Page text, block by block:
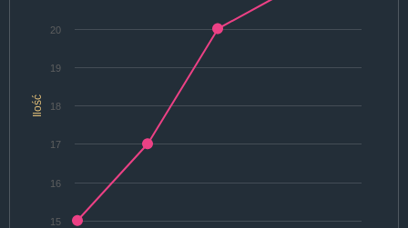
Ilość
15
16
17
18
19
20